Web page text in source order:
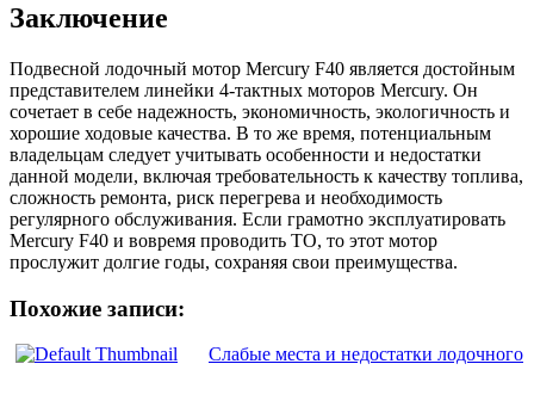
Заключение
Подвесной лодочный мотор Mercury F40 является достойным
представителем линейки 4-тактных моторов Mercury. Он
сочетает в себе надежность, экономичность, экологичность и
хорошие ходовые качества. В то же время, потенциальным
владельцам следует учитывать особенности и недостатки
данной модели, включая требовательность к качеству топлива,
сложность ремонта, риск перегрева и необходимость
регулярного обслуживания. Если грамотно эксплуатировать
Mercury F40 и вовремя проводить ТО, то этот мотор
прослужит долгие годы, сохраняя свои преимущества.
Похожие записи:
Слабые места и недостатки лодочного